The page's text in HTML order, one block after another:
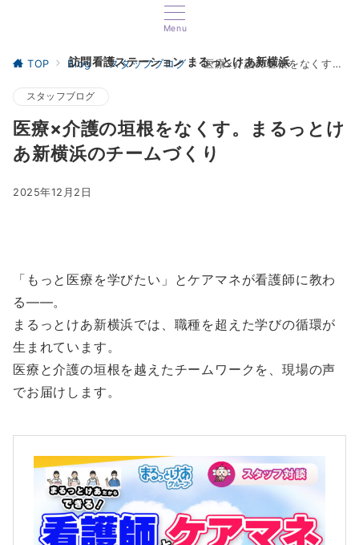
Menu
訪問看護ステーション まるっとけあ新横浜
TOP Blog スタッフブログ 医療×介護の垣根をなくす。まるっとけあ新横浜のチームづくり
スタッフブログ
医療×介護の垣根をなくす。まるっとけ
あ新横浜のチームづくり
2025年12月2日
「もっと医療を学びたい」とケアマネが看護師に教わ
る――。
まるっとけあ新横浜では、職種を超えた学びの循環が
生まれています。
医療と介護の垣根を越えたチームワークを、現場の声
でお届けします。